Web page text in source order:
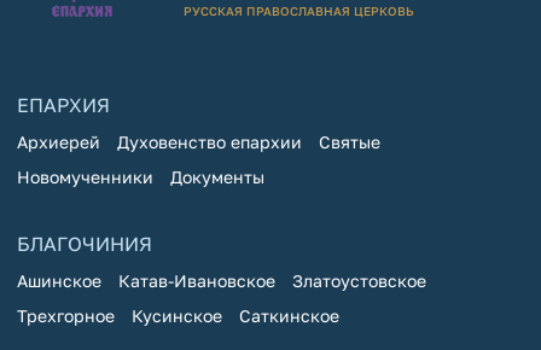
РУССКАЯ ПРАВОСЛАВНАЯ ЦЕРКОВЬ
ЕПАРХИЯ
Архиерей Духовенство епархии
Святые
Новомученники
Документы
БЛАГОЧИНИЯ
Ашинское Катав-Ивановское
Златоустовское
Трехгорное
Кусинское Саткинское